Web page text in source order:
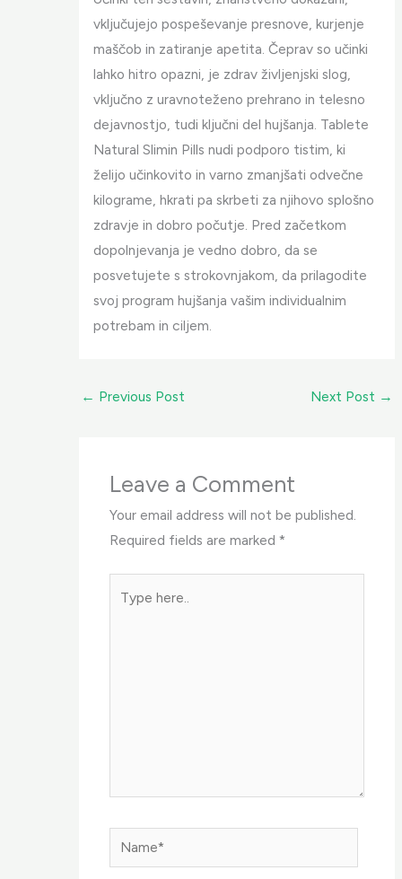
vključujejo pospeševanje presnove, kurjenje
maščob in zatiranje apetita. Čeprav so učinki
lahko hitro opazni, je zdrav življenjski slog,
vključno z uravnoteženo prehrano in telesno
dejavnostjo, tudi ključni del hujšanja. Tablete
Natural Slimin Pills nudi podporo tistim, ki
želijo učinkovito in varno zmanjšati odvečne
kilograme, hkrati pa skrbeti za njihovo splošno
zdravje in dobro počutje. Pred začetkom
dopolnjevanja je vedno dobro, da se
posvetujete s strokovnjakom, da prilagodite
svoj program hujšanja vašim individualnim
potrebam in ciljem.
← Previous Post Next Post →
Leave a Comment
Your email address will not be published.
Required fields are marked *
here..
Name*